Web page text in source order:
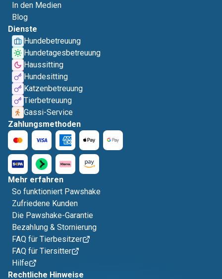
In den Medien
Blog
Dienste
Hundebetreuung
Hundetagesbetreuung
Haussitting
Hundesitting
Katzenbetreuung
Tierbetreuung
Gassi-Service
Zahlungsmethoden
Mehr erfahren
So funktioniert Pawshake
Zufriedene Kunden
Die Pawshake-Garantie
Bezahlung & Stornierung
FAQ für Tierbesitzer
FAQ für Tiersitter
Hilfe
Rechtliche Hinweise